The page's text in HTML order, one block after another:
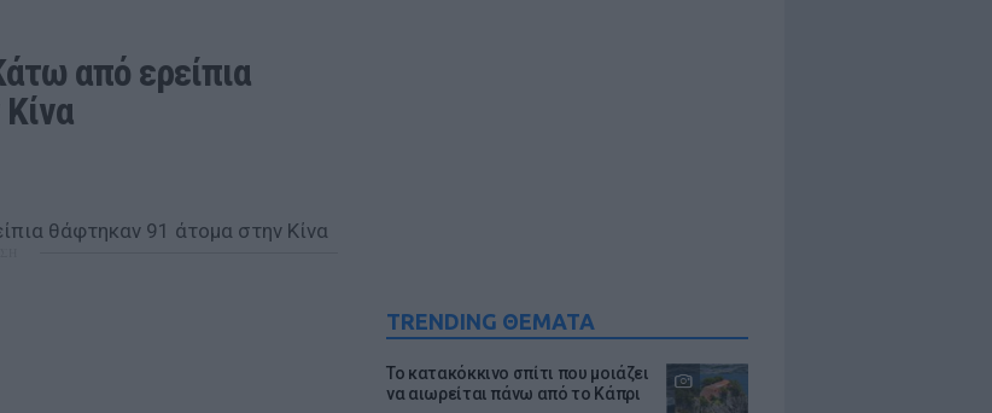
TRENDING ΘΕΜΑΤΑ
Το κατακόκκινο σπίτι που μοιάζει
να αιωρείται πάνω από το Κάπρι
από ερείπια